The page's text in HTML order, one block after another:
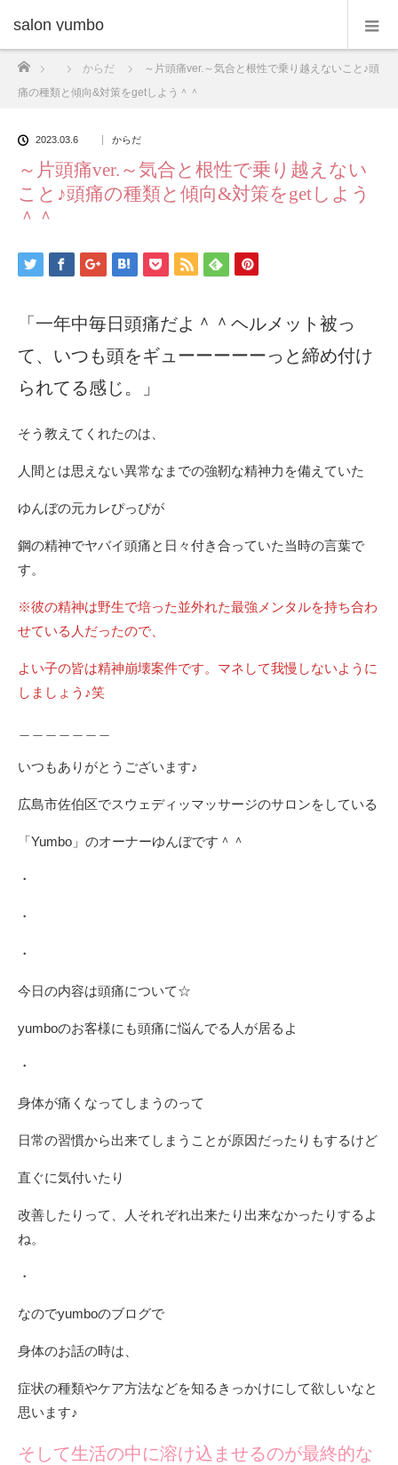
salon yumbo
からだ
～片頭痛ver.～気合と根性で乗り越えないこと♪頭
痛の種類と傾向&対策をgetしよう＾＾
2023.03.6 からだ
～片頭痛ver.～気合と根性で乗り越えない
こと♪頭痛の種類と傾向&対策をgetしよう
＾＾
「一年中毎日頭痛だよ＾＾ヘルメット被っ
て、いつも頭をギューーーーーっと締め付け
られてる感じ。」
そう教えてくれたのは、
人間とは思えない異常なまでの強靭な精神力を備えていた
ゆんぼの元カレぴっぴが
鋼の精神でヤバイ頭痛と日々付き合っていた当時の言葉で
す。
※彼の精神は野生で培った並外れた最強メンタルを持ち合わ
せている人だったので、
よい子の皆は精神崩壊案件です。マネして我慢しないように
しましょう♪笑
いつもありがとうございます♪
広島市佐伯区でスウェディッマッサージのサロンをしている
「Yumbo」のオーナーゆんぼです＾＾
・
・
・
今日の内容は頭痛について☆
yumboのお客様にも頭痛に悩んでる人が居るよ
・
身体が痛くなってしまうのって
日常の習慣から出来てしまうことが原因だったりもするけど
直ぐに気付いたり
改善したりって、人それぞれ出来たり出来なかったりするよ
ね。
・
なのでyumboのブログで
身体のお話の時は、
症状の種類やケア方法などを知るきっかけにして欲しいなと
思います♪
そして生活の中に溶け込ませるのが最終的な